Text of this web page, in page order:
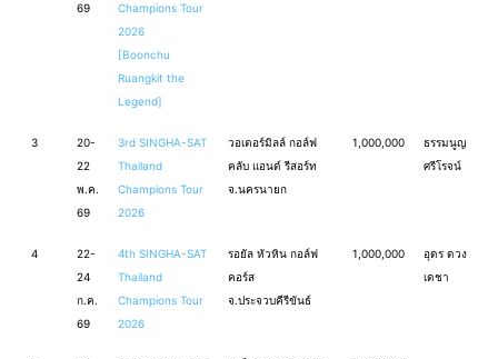
69
Champions Tour
2026
[Boonchu
Ruangkit the
Legend]
3
20-
22
พ.ค.
69
3rd SINGHA-SAT
Thailand
Champions Tour
2026
วอเตอร์มิลล์ กอล์ฟ
คลับ แอนด์ รีสอร์ท
จ.นครนายก
1,000,000
ธรรมนูญ
ศรีโรจน์
4
22-
24
ก.ค.
69
4th SINGHA-SAT
Thailand
Champions Tour
2026
รอยัล หัวหิน กอล์ฟ
คอร์ส
จ.ประจวบคีรีขันธ์
1,000,000
อุดร ดวง
เดชา